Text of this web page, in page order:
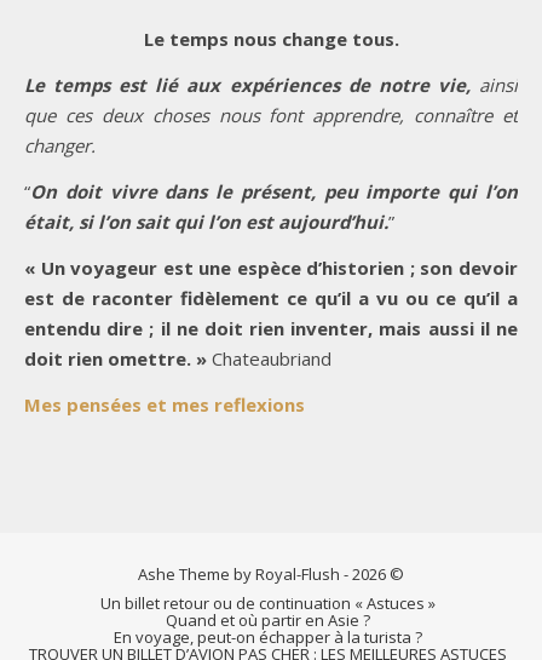
Le temps nous change tous.
Le temps est lié aux expériences de notre vie, ainsi
que ces deux choses nous font apprendre, connaître et
changer.
“On doit vivre dans le présent, peu importe qui l’on
était, si l’on sait qui l’on est aujourd’hui.”
« Un voyageur est une espèce d’historien ; son devoir
est de raconter fidèlement ce qu’il a vu ou ce qu’il a
entendu dire ; il ne doit rien inventer, mais aussi il ne
doit rien omettre. » Chateaubriand
Mes pensées et mes reflexions
Ashe Theme by Royal-Flush - 2026 ©
Un billet retour ou de continuation « Astuces »
Quand et où partir en Asie ?
En voyage, peut-on échapper à la turista ?
TROUVER UN BILLET D’AVION PAS CHER : LES MEILLEURES ASTUCES